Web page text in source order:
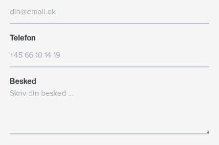
Telefon
Besked